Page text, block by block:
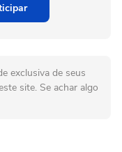
exclusiva de seus
site. Se achar algo